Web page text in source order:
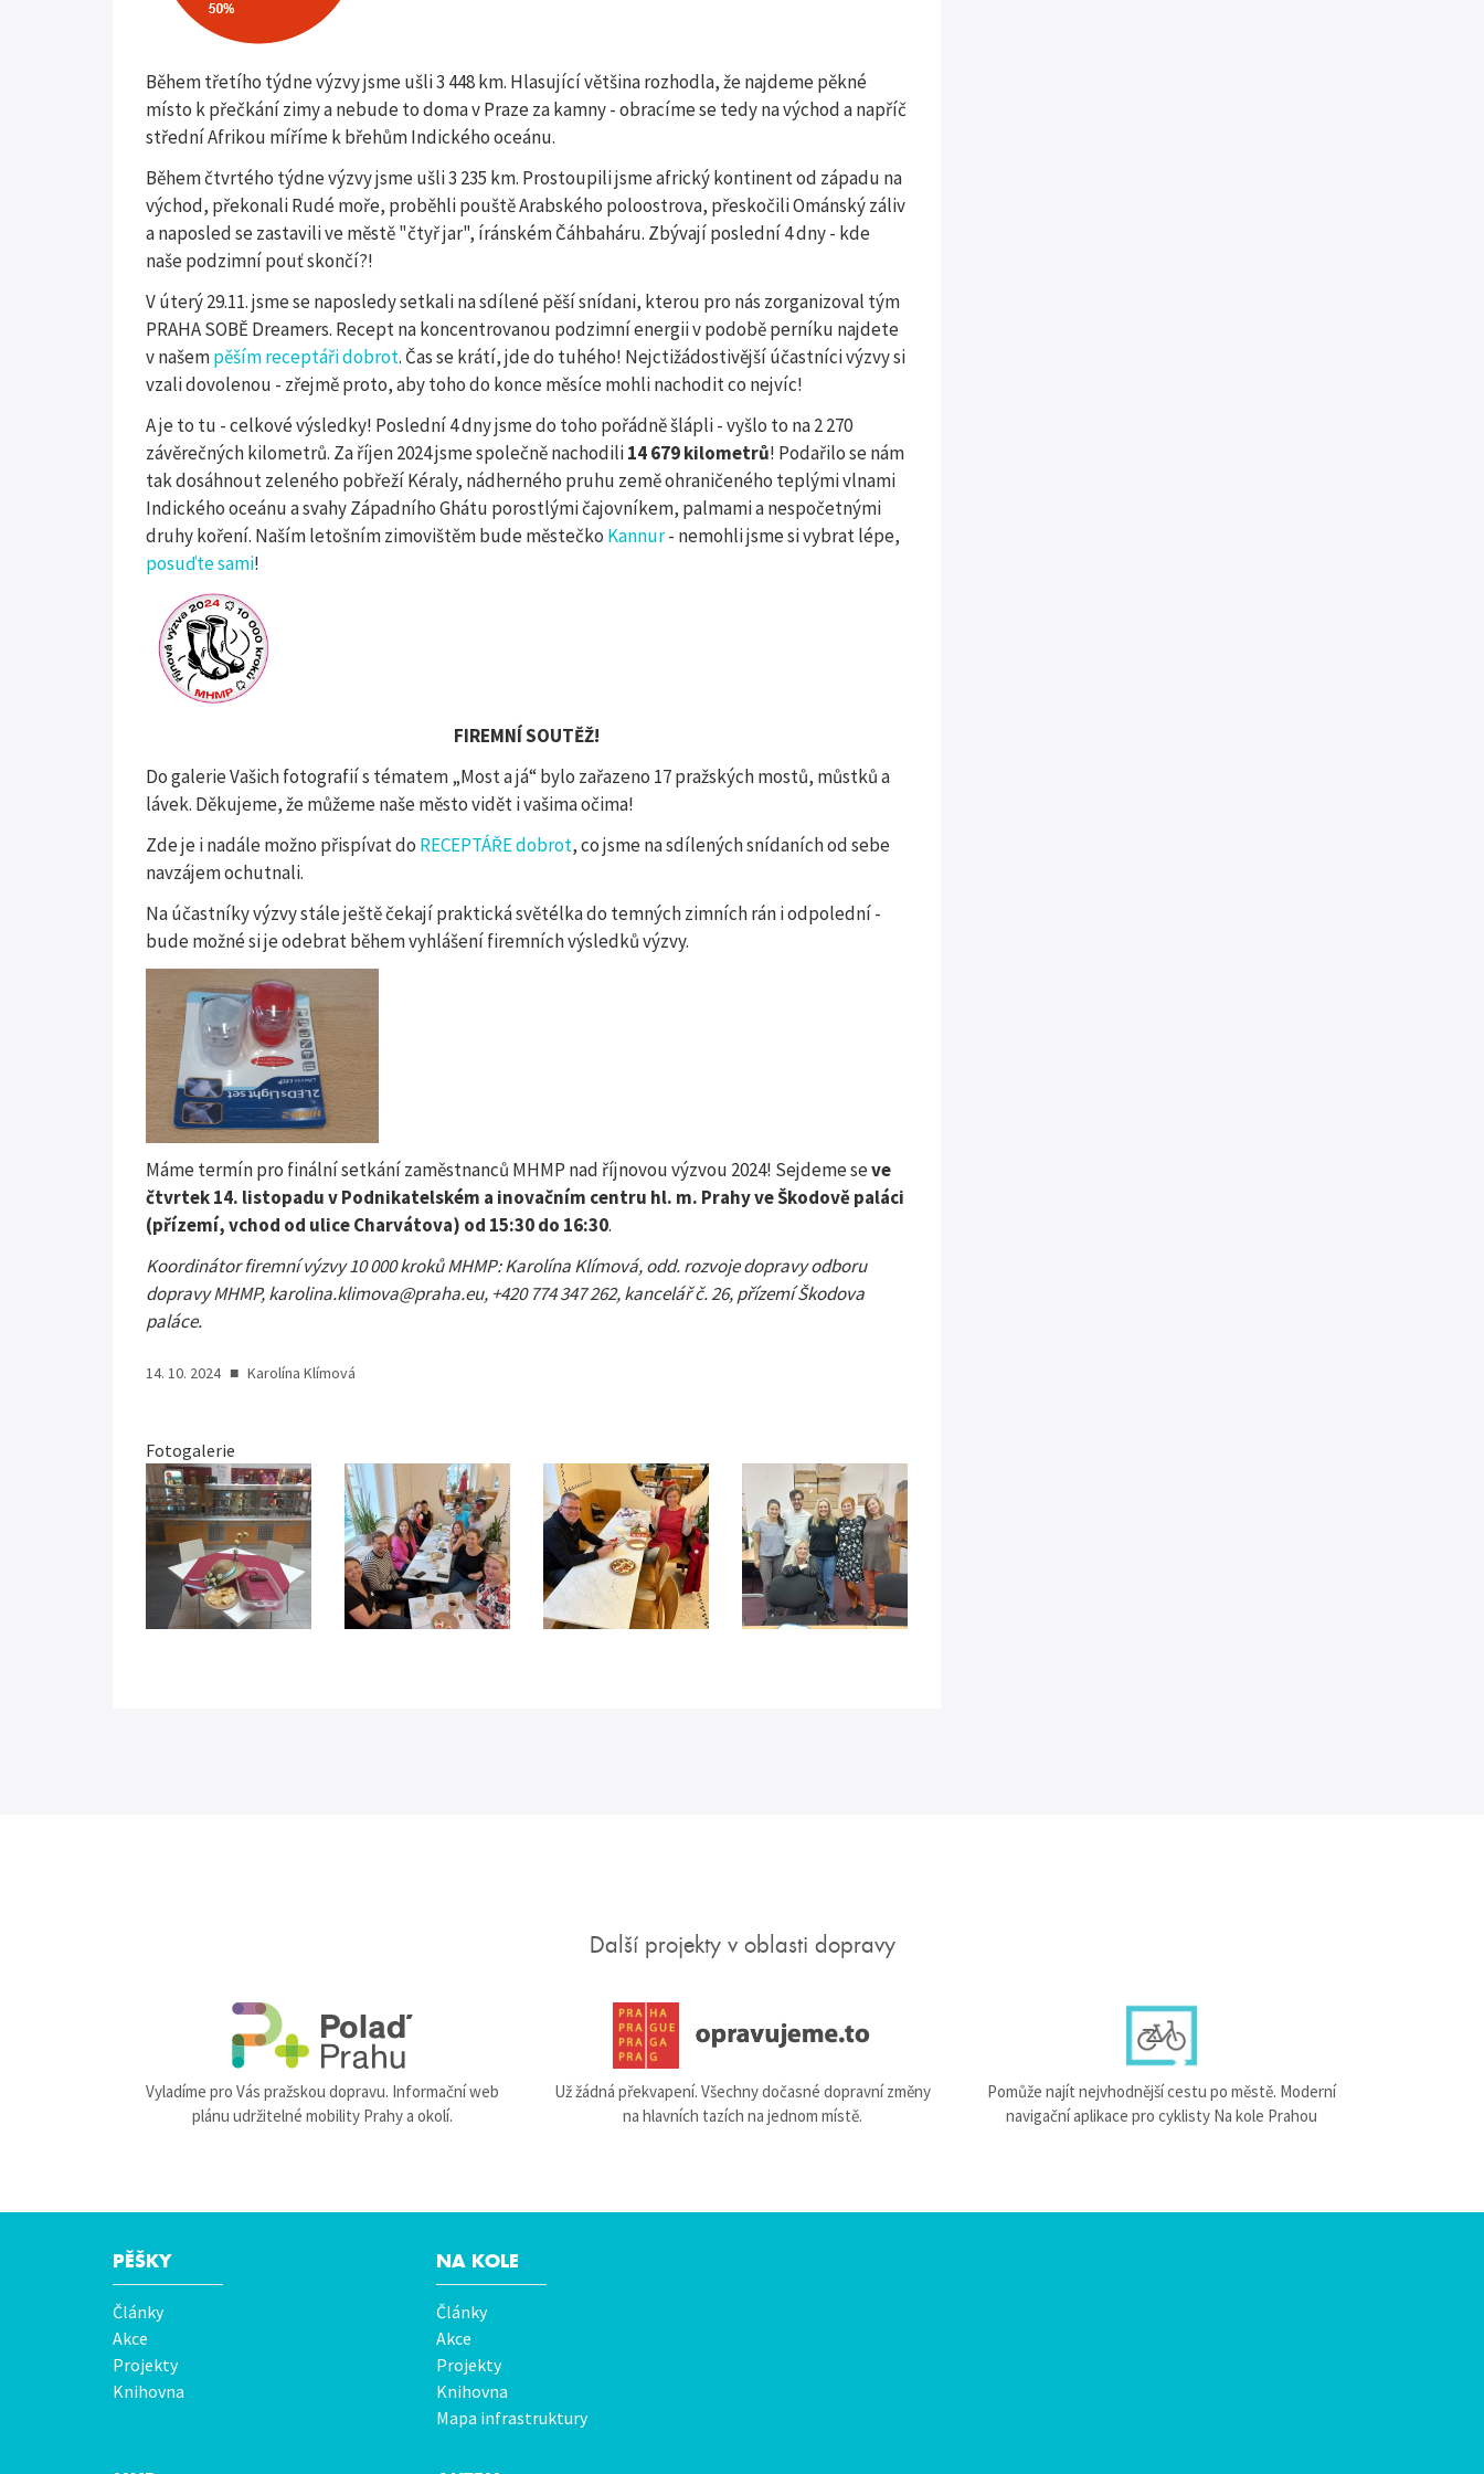
Během třetího týdne výzvy jsme ušli 3 448 km. Hlasující většina rozhodla, že najdeme pěkné
místo k přečkání zimy a nebude to doma v Praze za kamny - obracíme se tedy na východ a napříč
střední Afrikou míříme k břehům Indického oceánu.
Během čtvrtého týdne výzvy jsme ušli 3 235 km. Prostoupili jsme africký kontinent od západu na
východ, překonali Rudé moře, proběhli pouště Arabského poloostrova, přeskočili Ománský záliv
a naposled se zastavili ve městě "čtyř jar", íránském Čáhbaháru. Zbývají poslední 4 dny - kde
naše podzimní pouť skončí?!
V úterý 29.11. jsme se naposledy setkali na sdílené pěší snídani, kterou pro nás zorganizoval tým
PRAHA SOBĚ Dreamers. Recept na koncentrovanou podzimní energii v podobě perníku najdete
v našempěším receptáři dobrot. Čas se krátí, jde do tuhého! Nejctižádostivější účastníci výzvy si
vzali dovolenou - zřejmě proto, aby toho do konce měsíce mohli nachodit co nejvíc!
A je to tu - celkové výsledky! Poslední 4 dny jsme do toho pořádně šlápli - vyšlo to na 2 270
závěrečných kilometrů. Za říjen 2024 jsme společně nachodili14 679 kilometrů! Podařilo se nám
tak dosáhnout zeleného pobřeží Kéraly, nádherného pruhu země ohraničeného teplými vlnami
Indického oceánu a svahy Západního Ghátu porostlými čajovníkem, palmami a nespočetnými
druhy koření. Naším letošním zimovištěm bude městečko Kannur- nemohli jsme si vybrat lépe,
posuďte sami!
FIREMNÍ SOUTĚŽ!
Do galerie Vašich fotografií s tématem „Most a já“ bylo zařazeno 17 pražských mostů, můstků a
lávek. Děkujeme, že můžeme naše město vidět i vašima očima!
Zde je i nadále možno přispívat do RECEPTÁŘE dobrot, co jsme na sdílených snídaních od sebe
navzájem ochutnali.
Na účastníky výzvy stále ještě čekají praktická světélka do temných zimních rán i odpolední -
bude možné si je odebrat během vyhlášení firemních výsledků výzvy.
Máme termín pro finální setkání zaměstnanců MHMP nad říjnovou výzvou 2024! Sejdeme seve
čtvrtek 14. listopadu v Podnikatelském a inovačním centru hl. m. Prahy ve Škodově paláci
(přízemí, vchod od ulice Charvátova) od 15:30 do 16:30.
Koordinátor firemní výzvy 10 000 kroků MHMP: Karolína Klímová, odd. rozvoje dopravy odboru
dopravy MHMP, karolina.klimova@praha.eu, +420 774 347 262, kancelář č. 26, přízemí Škodova
paláce.
14. 10. 2024 ■ Karolína Klímová
Fotogalerie
Další projekty v oblasti dopravy
Vyladíme pro Vás pražskou dopravu. Informační web
plánu udržitelné mobility Prahy a okolí.
Už žádná překvapení. Všechny dočasné dopravní změny
na hlavních tazích na jednom místě.
Pomůže najít nejvhodnější cestu po městě. Moderní
navigační aplikace pro cyklisty Na kole Prahou
Hlavní
menu
PĚŠKY
Články
Akce
Projekty
Knihovna
NA KOLE
Články
Akce
Projekty
Knihovna
Mapa infrastruktury